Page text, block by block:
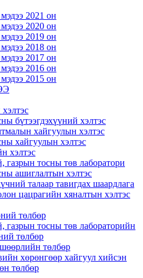
2021 он
2020 он
2019 он
2018 он
2017 он
2016 он
2015 он
бүтээгдэхүүний хэлтэс
хайгуулын хэлтэс
хайгуулын хэлтэс
хэлтэс
газрын тосны төв лаборатори
ашиглалтын хэлтэс
талаар тавигдах шаардлага
цацрагийн хяналтын хэлтэс
төлбөр
газрын тосны төв лабораторийн
төлбөр
төлбөр
хөрөнгөөр хайгуул хийсэн
төлбөр